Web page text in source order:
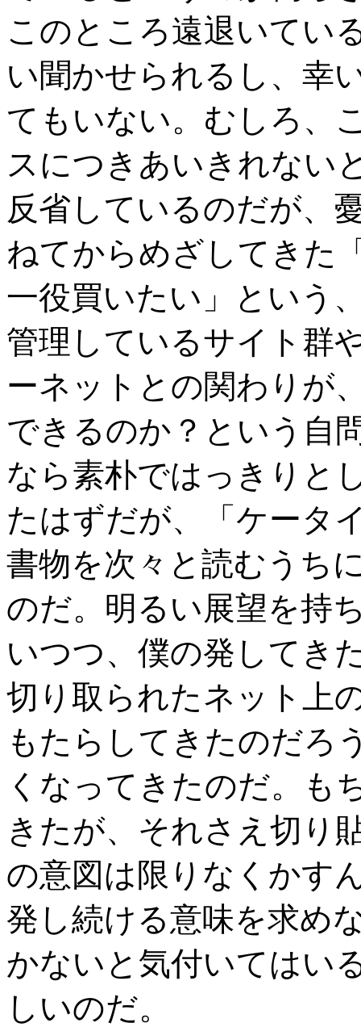
このところ遠退いてい
い聞かせられるし、幸
てもいない。むしろ、
スにつきあいきれない
反省しているのだが、
ねてからめざしてきた
一役買いたい」という
管理しているサイト群
ーネットとの関わりが
できるのか？という自
なら素朴ではっきりと
たはずだが、「ケータ
書物を次々と読むうち
のだ。明るい展望を持
いつつ、僕の発してき
切り取られたネット上
もたらしてきたのだろ
くなってきたのだ。も
きたが、それさえ切り
の意図は限りなくかす
発し続ける意味を求め
かないと気付いてはい
しいのだ。